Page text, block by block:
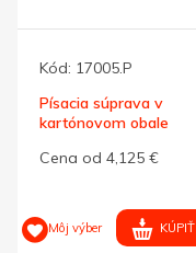
Kód: 17005.P
Písacia súprava v
kartónovom obale
Cena od 4,125 €
Môj výber KÚPIŤ